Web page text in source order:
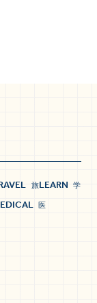
旅LEARN 学
医